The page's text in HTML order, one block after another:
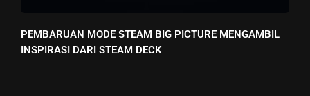
PEMBARUAN MODE STEAM BIG PICTURE MENGAMBIL
INSPIRASI DARI STEAM DECK